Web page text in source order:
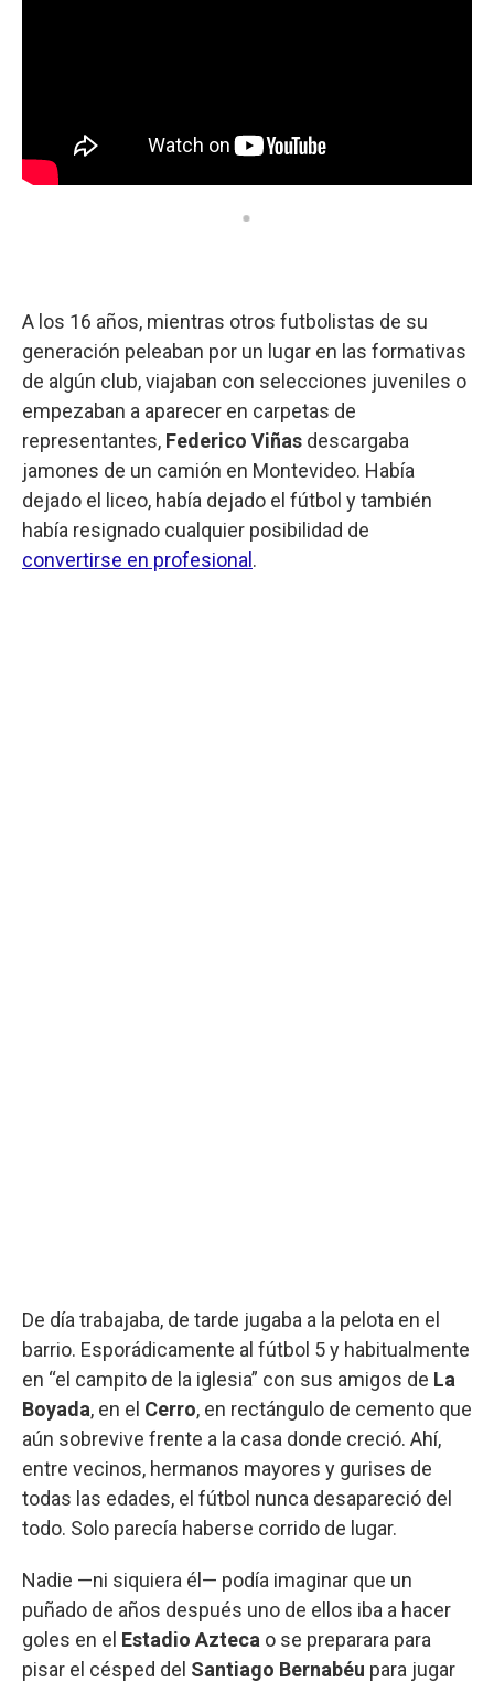
A los 16 años, mientras otros futbolistas de su
generación peleaban por un lugar en las formativas
de algún club, viajaban con selecciones juveniles o
empezaban a aparecer en carpetas de
representantes, Federico Viñas descargaba
jamones de un camión en Montevideo. Había
dejado el liceo, había dejado el fútbol y también
había resignado cualquier posibilidad de
convertirse en profesional .
De día trabajaba, de tarde jugaba a la pelota en el
barrio. Esporádicamente al fútbol 5 y habitualmente
en “el campito de la iglesia” con sus amigos de La
Boyada, en el Cerro, en rectángulo de cemento que
aún sobrevive frente a la casa donde creció. Ahí,
entre vecinos, hermanos mayores y gurises de
todas las edades, el fútbol nunca desapareció del
todo. Solo parecía haberse corrido de lugar.
Nadie —ni siquiera él— podía imaginar que un
puñado de años después uno de ellos iba a hacer
goles en el Estadio Azteca o se preparara para
pisar el césped del Santiago Bernabéu para jugar